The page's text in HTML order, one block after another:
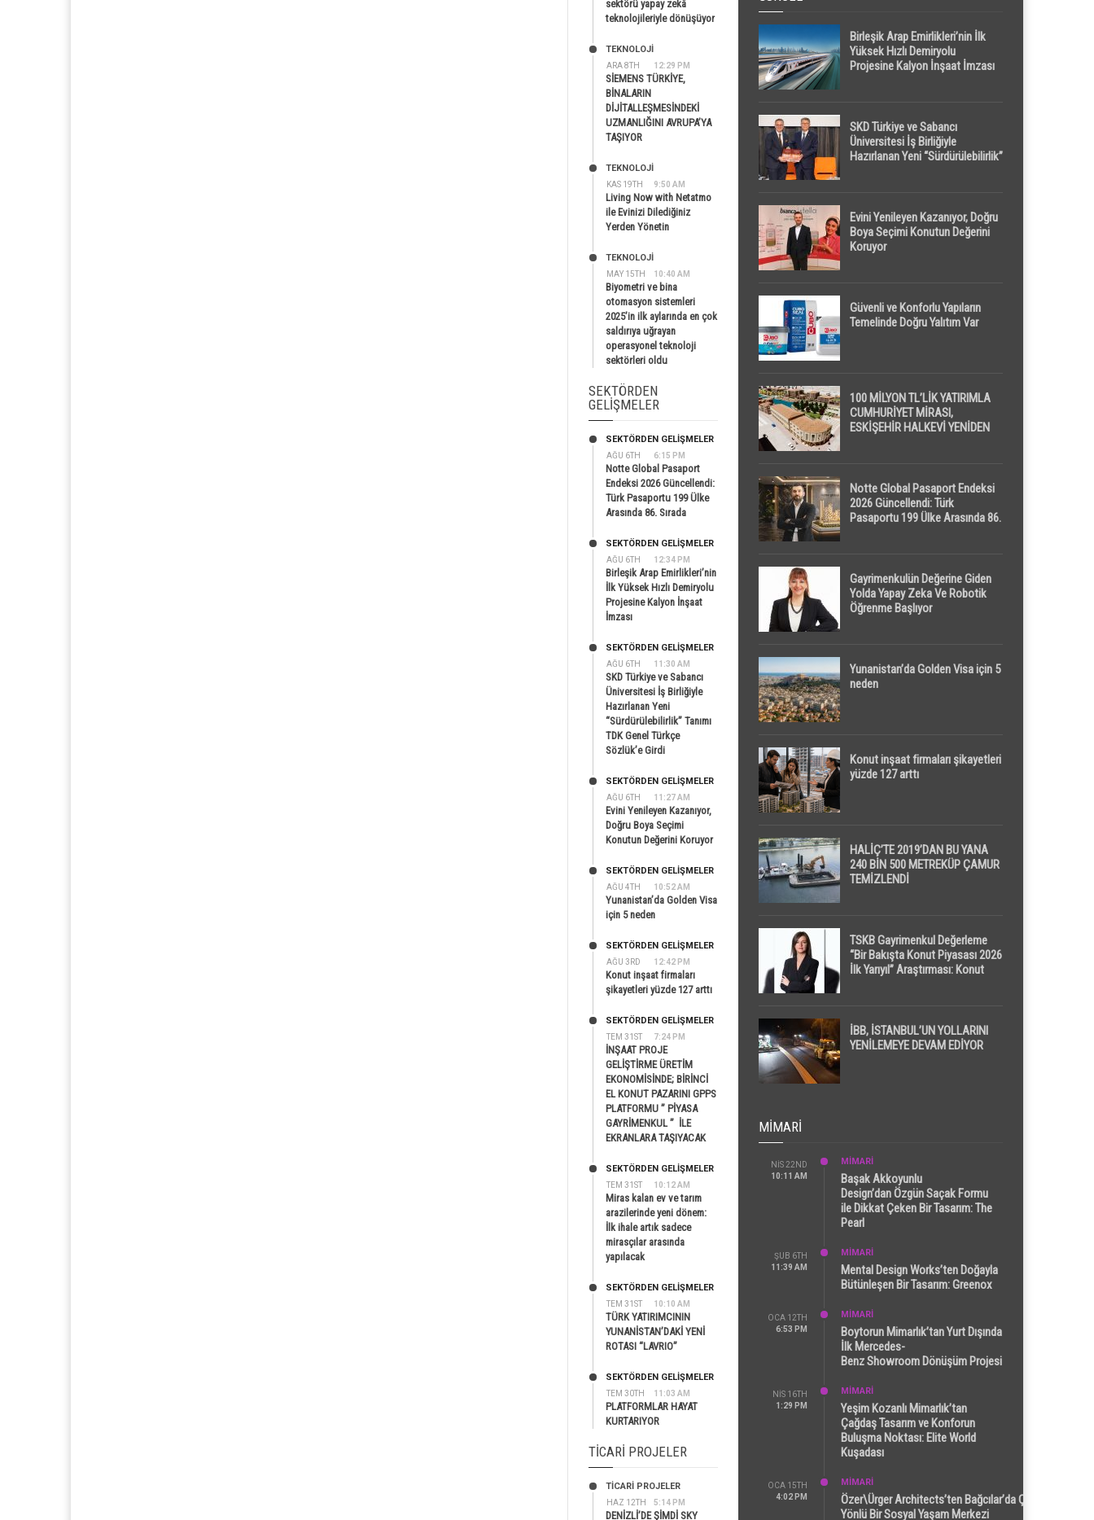
sektörü yapay zekâ
teknolojileriyle dönüşüyor
ARA 8TH 12:29 PM
TEKNOLOJİ
SİEMENS TÜRKİYE,
BİNALARIN
DİJİTALLEŞMESİNDEKİ
UZMANLIĞINI AVRUPA’YA
TAŞIYOR
KAS 19TH 9:50 AM
TEKNOLOJİ
Living Now with Netatmo
ile Evinizi Dilediğiniz
Yerden Yönetin
MAY 15TH 10:40 AM
TEKNOLOJİ
Biyometri ve bina
otomasyon sistemleri
2025’in ilk aylarında en çok
saldırıya uğrayan
operasyonel teknoloji
sektörleri oldu
SEKTÖRDEN
GELIŞMELER
AĞU 6TH 6:15 PM
SEKTÖRDEN GELIŞMELER
Notte Global Pasaport
Endeksi 2026 Güncellendi:
Türk Pasaportu 199 Ülke
Arasında 86. Sırada
AĞU 6TH 12:34 PM
SEKTÖRDEN GELIŞMELER
Birleşik Arap Emirlikleri’nin
İlk Yüksek Hızlı Demiryolu
Projesine Kalyon İnşaat
İmzası
AĞU 6TH 11:30 AM
SEKTÖRDEN GELIŞMELER
SKD Türkiye ve Sabancı
Üniversitesi İş Birliğiyle
Hazırlanan Yeni
“Sürdürülebilirlik” Tanımı
TDK Genel Türkçe
Sözlük’e Girdi
AĞU 6TH 11:27 AM
SEKTÖRDEN GELIŞMELER
Evini Yenileyen Kazanıyor,
Doğru Boya Seçimi
Konutun Değerini Koruyor
AĞU 4TH 10:52 AM
SEKTÖRDEN GELIŞMELER
Yunanistan’da Golden Visa
için 5 neden
AĞU 3RD 12:42 PM
SEKTÖRDEN GELIŞMELER
Konut inşaat firmaları
şikayetleri yüzde 127 arttı
TEM 31ST 7:24 PM
SEKTÖRDEN GELIŞMELER
İNŞAAT PROJE
GELİŞTİRME ÜRETİM
EKONOMİSİNDE; BİRİNCİ
EL KONUT PAZARINI GPPS
PLATFORMU ” PİYASA
GAYRİMENKUL ” İLE
EKRANLARA TAŞIYACAK
TEM 31ST 10:12 AM
SEKTÖRDEN GELIŞMELER
Miras kalan ev ve tarım
arazilerinde yeni dönem:
İlk ihale artık sadece
mirasçılar arasında
yapılacak
TEM 31ST 10:10 AM
SEKTÖRDEN GELIŞMELER
TÜRK YATIRIMCININ
YUNANİSTAN’DAKİ YENİ
ROTASI “LAVRIO”
TEM 30TH 11:03 AM
SEKTÖRDEN GELIŞMELER
PLATFORMLAR HAYAT
KURTARIYOR
TICARI PROJELER
HAZ 12TH 5:14 PM
TİCARİ PROJELER
DENİZLİ’DE ŞİMDİ SKY
Birleşik Arap Emirlikleri’nin İlk
Yüksek Hızlı Demiryolu
Projesine Kalyon İnşaat İmzası
SKD Türkiye ve Sabancı
Üniversitesi İş Birliğiyle
Hazırlanan Yeni “Sürdürülebilirlik”
Evini Yenileyen Kazanıyor, Doğru
Boya Seçimi Konutun Değerini
Koruyor
Güvenli ve Konforlu Yapıların
Temelinde Doğru Yalıtım Var
100 MİLYON TL’LİK YATIRIMLA
CUMHURİYET MİRASI,
ESKİŞEHİR HALKEVİ YENİDEN
Notte Global Pasaport Endeksi
2026 Güncellendi: Türk
Pasaportu 199 Ülke Arasında 86.
Gayrimenkulün Değerine Giden
Yolda Yapay Zeka Ve Robotik
Öğrenme Başlıyor
Yunanistan’da Golden Visa için 5
neden
Konut inşaat firmaları şikayetleri
yüzde 127 arttı
HALİÇ’TE 2019’DAN BU YANA
240 BİN 500 METREKÜP ÇAMUR
TEMİZLENDİ
TSKB Gayrimenkul Değerleme
“Bir Bakışta Konut Piyasası 2026
İlk Yarıyıl” Araştırması: Konut
Dikkat Çekti
İBB, İSTANBUL’UN YOLLARINI
YENİLEMEYE DEVAM EDİYOR
MIMARI
NIS 22ND
10:11 AM
MİMARİ
Başak Akkoyunlu
Design’dan Özgün Saçak Formu
ile Dikkat Çeken Bir Tasarım: The
Pearl
ŞUB 6TH
11:39 AM
MİMARİ
Mental Design Works’ten Doğayla
Bütünleşen Bir Tasarım: Greenox
OCA 12TH
6:53 PM
MİMARİ
Boytorun Mimarlık’tan Yurt Dışında
İlk Mercedes-
Benz Showroom Dönüşüm Projesi
NIS 16TH
1:29 PM
MİMARİ
Yeşim Kozanlı Mimarlık’tan
Çağdaş Tasarım ve Konforun
Buluşma Noktası: Elite World
Kuşadası
OCA 15TH
4:02 PM
MİMARİ
Özer\Ürger Architects’ten Bağcılar’da Çok
Yönlü Bir Sosyal Yaşam Merkezi